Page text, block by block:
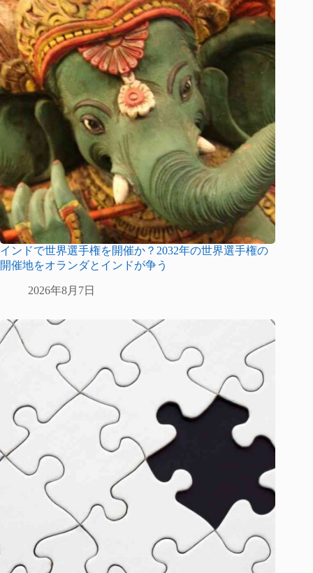
インドで世界選手権を開催か？2032年の世界選手権の
開催地をオランダとインドが争う
2026年8月7日